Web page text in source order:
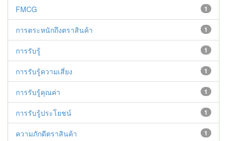
1
FMCG
1
การตระหนักถึงตราสินค้า
1
การรับรู้
1
การรับรู้ความเสี่ยง
1
การรับรู้คุณค่า
1
การรับรู้ประโยชน์
1
ความภักดีตราสินค้า